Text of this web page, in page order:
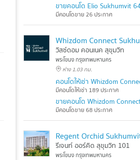
ขายคอนโด Elio Sukhumvit
มีคอนโดขาย 26 ประกาศ
Whizdom Connect
วิสซ์ดอม คอนเนค สุขุมวิท
พระโขนง กรุงเทพมหานคร
ห่าง 1.03 กม.
คอนโดให้เช่า Whizdom
มีคอนโดให้เช่า 189 ประกาศ
ขายคอนโด Whizdom
มีคอนโดขาย 68 ประกาศ
Regent Orchid
รีเจนท์ ออร์คิด สุขุมวิท 101
พระโขนง กรุงเทพมหานคร